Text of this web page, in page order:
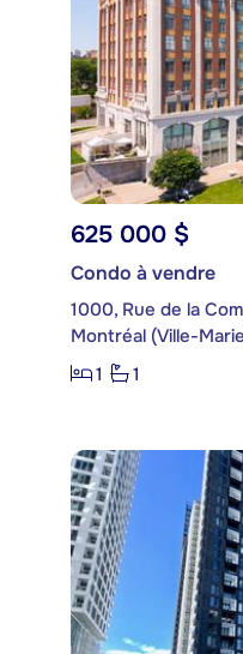
625 000 $
Condo à vendre
1000, Rue de la
Montréal (Ville-
1
1